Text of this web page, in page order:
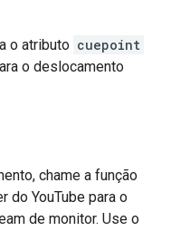
o atributo cuepoint
o deslocamento
chame a função
do YouTube para o
de monitor. Use o